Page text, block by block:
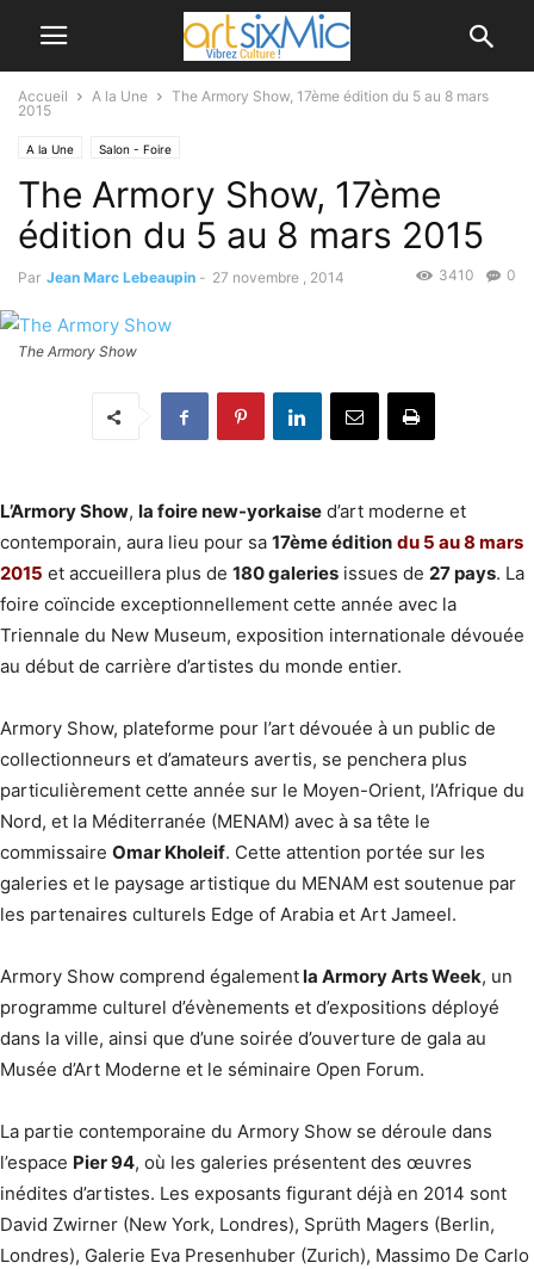
Accueil A la Une
The Armory Show, 17ème édition du 5 au 8 mars
2015
A la Une Salon - Foire
The Armory Show, 17ème
édition du 5 au 8 mars 2015
Par Jean Marc Lebeaupin - 27 novembre , 2014 0
3410
The Armory Show
L’Armory Show, la foire new-yorkaise d’art moderne et
contemporain, aura lieu pour sa 17ème édition du 5 au 8 mars
2015 et accueillera plus de 180 galeries issues de 27 pays. La
foire coïncide exceptionnellement cette année avec la
Triennale du New Museum, exposition internationale dévouée
au début de carrière d’artistes du monde entier.
Armory Show, plateforme pour l’art dévouée à un public de
collectionneurs et d’amateurs avertis, se penchera plus
particulièrement cette année sur le Moyen-Orient, l’Afrique du
Nord, et la Méditerranée (MENAM) avec à sa tête le
commissaire Omar Kholeif. Cette attention portée sur les
galeries et le paysage artistique du MENAM est soutenue par
les partenaires culturels Edge of Arabia et Art Jameel.
Armory Show comprend égalementla Armory Arts Week, un
programme culturel d’évènements et d’expositions déployé
dans la ville, ainsi que d’une soirée d’ouverture de gala au
Musée d’Art Moderne et le séminaire Open Forum.
La partie contemporaine du Armory Show se déroule dans
l’espace Pier 94, où les galeries présentent des œuvres
inédites d’artistes. Les exposants figurant déjà en 2014 sont
David Zwirner (New York, Londres), Sprüth Magers (Berlin,
Londres), Galerie Eva Presenhuber (Zurich), Massimo De Carlo